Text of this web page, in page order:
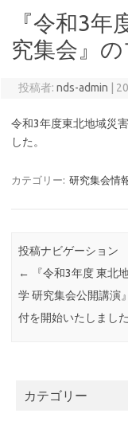
『令和3年
究集会』
投稿者: nds-admin
令和3年度東北地域災
した。
カテゴリー: 研究集会情
投稿ナビゲーション
←
『令和3年度 東北
学 研究集会公開講演
付を開始いたしました
カテゴリー